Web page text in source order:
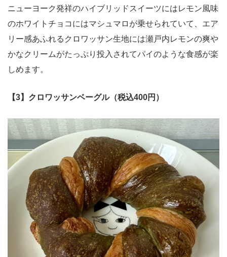
ニューヨーク発祥のハイブリッドスイーツにはレモン風味
のホワイトチョコにはマシュマロが乗せられていて、エア
リー感あふれるクロワッサン生地には瀬戸内レモンの爽や
かなクリームがたっぷり投入されてパイのような食感が楽
しめます。
【3】クロワッサンベーグル（税込400円）